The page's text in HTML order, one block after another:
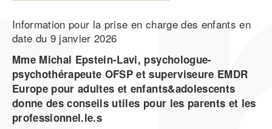
Information pour la prise en charge des enfants en
date du 9 janvier 2026
Mme Michal Epstein-Lavi, psychologue-
psychothérapeute OFSP et superviseure EMDR
Europe pour adultes et enfants&adolescents
donne des conseils utiles pour les parents et les
professionnel.le.s